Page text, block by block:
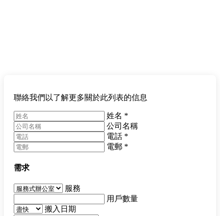
聯絡我們以了解更多關於此列表的信息
姓名 *
公司名稱
電話 *
電郵 *
需求
服務
用戶數量
搬入日期